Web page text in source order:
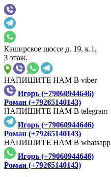
Каширское шоссе д. 19, к.1,
3 этаж.
НАПИШИТЕ НАМ В viber
Игорь (+79060944646)
Роман (+79265140143)
НАПИШИТЕ НАМ В telegram
Игорь (+79060944646)
Роман (+79265140143)
НАПИШИТЕ НАМ В whatsapp
Игорь (+79060944646)
Роман (+79265140143)